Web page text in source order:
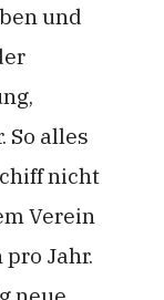
und
So alles
nicht
Verein
Jahr.